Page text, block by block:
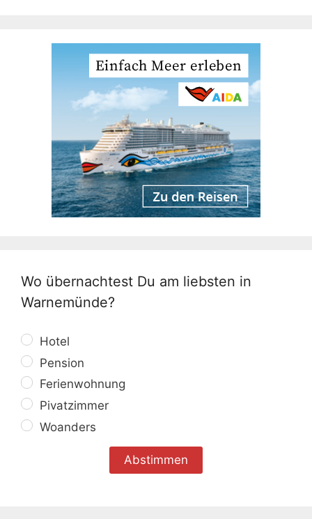
Wo übernachtest Du am liebsten in
Warnemünde?
Hotel
Pension
Ferienwohnung
Pivatzimmer
Woanders